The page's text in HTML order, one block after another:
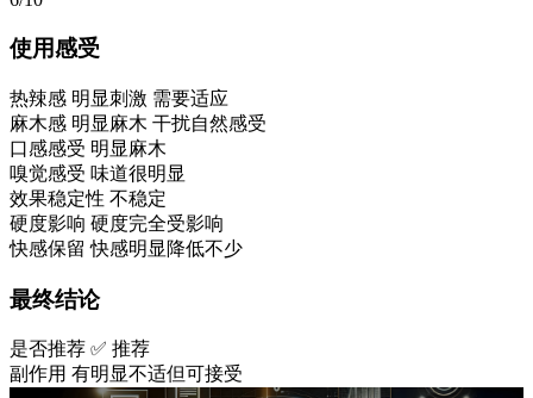
使用感受
热辣感 明显刺激 需要适应
麻木感 明显麻木 干扰自然感受
口感感受 明显麻木
嗅觉感受 味道很明显
效果稳定性 不稳定
硬度影响 硬度完全受影响
快感保留 快感明显降低不少
最终结论
是否推荐 ✅ 推荐
副作用 有明显不适但可接受